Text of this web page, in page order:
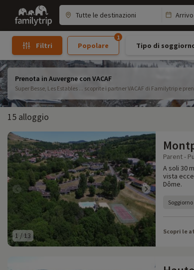
Family
trip
Arrivo
Filtri Popolare
1
Tipo di
Prenota in Auvergne con VACAF
Super Besse, Les Estables ... scoprite i partner VACAF di Familytrip e
15 alloggio
1 / 13
Parent -
A soli 30
vista
Dôme.
Scopri le